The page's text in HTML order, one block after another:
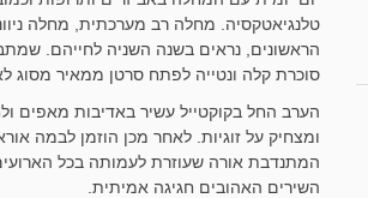
הראשונים, נראים בשנה השניה לחייהם.
סוכרת קלה ונטייה לפתח סרטן ממאיר מסוג
הערב החל בקוקטייל עשיר באדיבות מאפים
ומצחיק על זוגיות. לאחר מכן הוזמן לבמה
המתנדבת אורה שעוזרת לעמותה בכל
השירים האהובים חגיגה אמיתית.